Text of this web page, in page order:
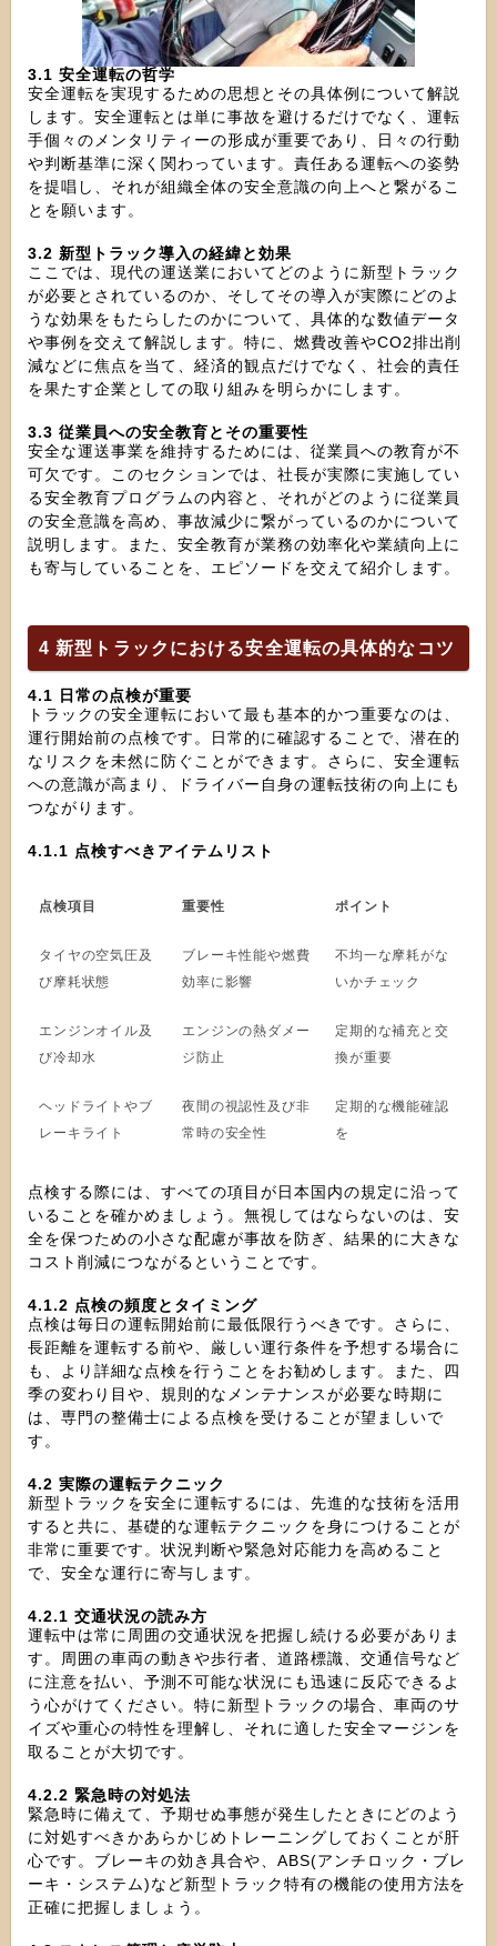
3.1 安全運転の哲学
安全運転を実現するための思想とその具体例について解説
します。安全運転とは単に事故を避けるだけでなく、運転
手個々のメンタリティーの形成が重要であり、日々の行動
や判断基準に深く関わっています。責任ある運転への姿勢
を提唱し、それが組織全体の安全意識の向上へと繋がるこ
とを願います。
3.2 新型トラック導入の経緯と効果
ここでは、現代の運送業においてどのように新型トラック
が必要とされているのか、そしてその導入が実際にどのよ
うな効果をもたらしたのかについて、具体的な数値データ
や事例を交えて解説します。特に、燃費改善やCO2排出削
減などに焦点を当て、経済的観点だけでなく、社会的責任
を果たす企業としての取り組みを明らかにします。
3.3 従業員への安全教育とその重要性
安全な運送事業を維持するためには、従業員への教育が不
可欠です。このセクションでは、社長が実際に実施してい
る安全教育プログラムの内容と、それがどのように従業員
の安全意識を高め、事故減少に繋がっているのかについて
説明します。また、安全教育が業務の効率化や業績向上に
も寄与していることを、エピソードを交えて紹介します。
4 新型トラックにおける安全運転の具体的なコツ
4.1 日常の点検が重要
トラックの安全運転において最も基本的かつ重要なのは、
運行開始前の点検です。日常的に確認することで、潜在的
なリスクを未然に防ぐことができます。さらに、安全運転
への意識が高まり、ドライバー自身の運転技術の向上にも
つながります。
4.1.1 点検すべきアイテムリスト
点検項目 重要性 ポイント
タイヤの空気圧及
び摩耗状態
ブレーキ性能や燃費
効率に影響
不均一な摩耗がな
いかチェック
エンジンオイル及
び冷却水
エンジンの熱ダメー
ジ防止
定期的な補充と交
換が重要
ヘッドライトやブ
レーキライト
夜間の視認性及び非
常時の安全性
定期的な機能確認
を
点検する際には、すべての項目が日本国内の規定に沿って
いることを確かめましょう。無視してはならないのは、安
全を保つための小さな配慮が事故を防ぎ、結果的に大きな
コスト削減につながるということです。
4.1.2 点検の頻度とタイミング
点検は毎日の運転開始前に最低限行うべきです。さらに、
長距離を運転する前や、厳しい運行条件を予想する場合に
も、より詳細な点検を行うことをお勧めします。また、四
季の変わり目や、規則的なメンテナンスが必要な時期に
は、専門の整備士による点検を受けることが望ましいで
す。
4.2 実際の運転テクニック
新型トラックを安全に運転するには、先進的な技術を活用
すると共に、基礎的な運転テクニックを身につけることが
非常に重要です。状況判断や緊急対応能力を高めること
で、安全な運行に寄与します。
4.2.1 交通状況の読み方
運転中は常に周囲の交通状況を把握し続ける必要がありま
す。周囲の車両の動きや歩行者、道路標識、交通信号など
に注意を払い、予測不可能な状況にも迅速に反応できるよ
う心がけてください。特に新型トラックの場合、車両のサ
イズや重心の特性を理解し、それに適した安全マージンを
取ることが大切です。
4.2.2 緊急時の対処法
緊急時に備えて、予期せぬ事態が発生したときにどのよう
に対処すべきかあらかじめトレーニングしておくことが肝
心です。ブレーキの効き具合や、ABS(アンチロック・ブレ
ーキ・システム)など新型トラック特有の機能の使用方法を
正確に把握しましょう。